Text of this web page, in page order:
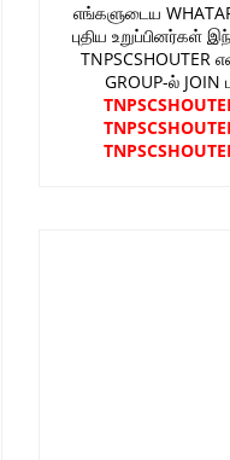
எங்களுடைய
புதிய உறுப்பினர்கள்
TNPSCSHOUTER
GROUP-ல்